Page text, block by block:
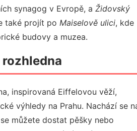
synagog v Evropě, a Židovský
také projít po Maiselově ulici, kde
budovy a muzea.
inspirovaná Eiffelovou věží,
výhledy na Prahu. Nachází se
můžete dostat pěšky nebo